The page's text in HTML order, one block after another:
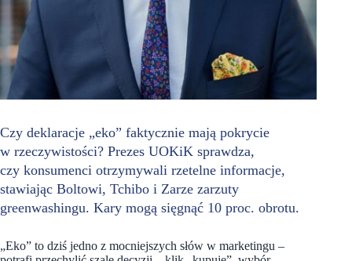
Czy deklaracje „eko” faktycznie mają pokrycie
w rzeczywistości? Prezes UOKiK sprawdza,
czy konsumenci otrzymywali rzetelne informacje,
stawiając Boltowi, Tchibo i Zarze zarzuty
greenwashingu. Kary mogą sięgnąć 10 proc. obrotu.
„Eko” to dziś jedno z mocniejszych słów w marketingu –